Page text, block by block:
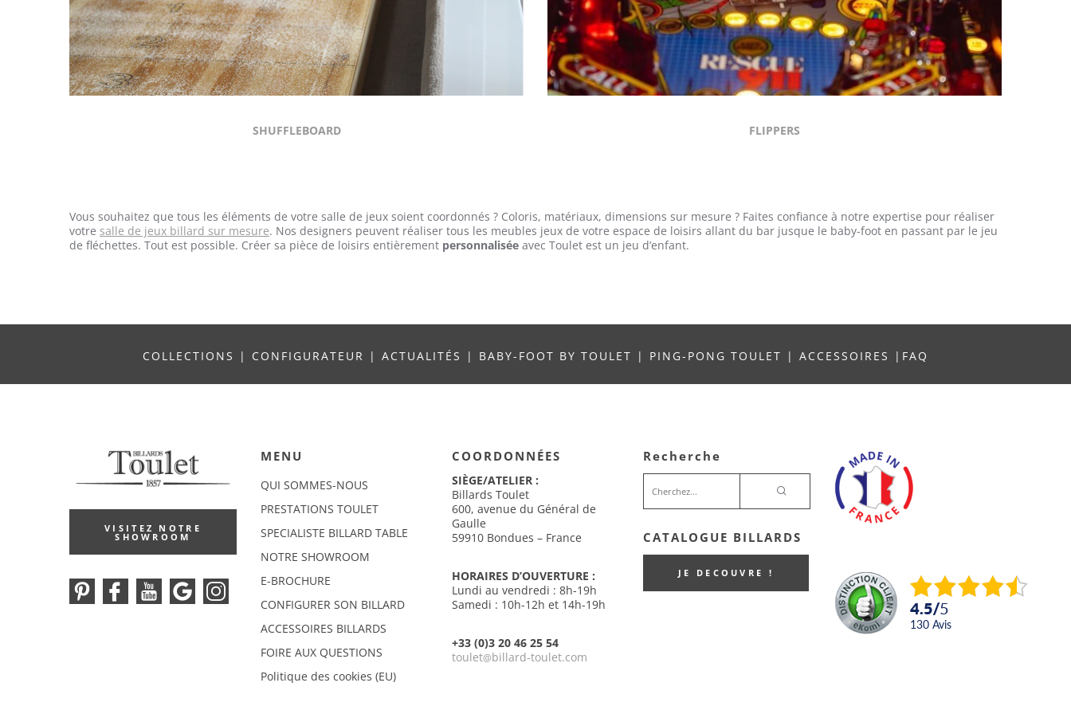
SHUFFLEBOARD FLIPPERS
Vous souhaitez que tous les éléments de votre salle de jeux soient coordonnés ? Coloris, matériaux, dimensions sur mesure ? Faites confiance à notre expertise pour réaliser
votre salle de jeux billard sur mesure. Nos designers peuvent réaliser tous les meubles jeux de votre espace de loisirs allant du bar jusque le baby-foot en passant par le jeu
de fléchettes. Tout est possible. Créer sa pièce de loisirs entièrement personnalisée avec Toulet est un jeu d’enfant.
COLLECTIONS | CONFIGURATEUR | ACTUALITÉS | BABY-FOOT BY TOULET | PING-PONG TOULET | ACCESSOIRES | FAQ
VISITEZ NOTRE
SHOWROOM
MENU
QUI SOMMES-NOUS
PRESTATIONS TOULET
SPECIALISTE BILLARD TABLE
NOTRE SHOWROOM
E-BROCHURE
CONFIGURER SON BILLARD
ACCESSOIRES BILLARDS
FOIRE AUX QUESTIONS
Politique des cookies (EU)
COORDONNÉES
SIÈGE/ATELIER :
Billards Toulet
600, avenue du Général de
Gaulle
59910 Bondues – France
HORAIRES D’OUVERTURE :
Lundi au vendredi : 8h-19h
Samedi : 10h-12h et 14h-19h
+33 (0)3 20 46 25 54
toulet@billard-toulet.com
Recherche
CATALOGUE BILLARDS
JE DECOUVRE !
4.5/5
130 avis